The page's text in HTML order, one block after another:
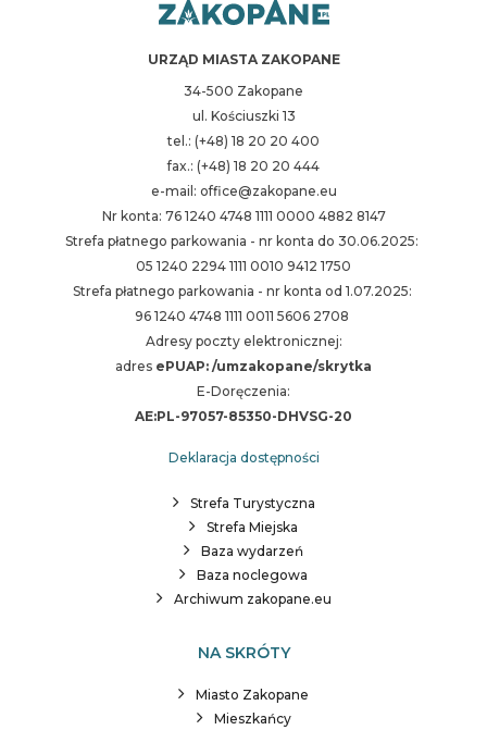
URZĄD MIASTA ZAKOPANE
34-500 Zakopane
ul. Kościuszki 13
tel.: (+48) 18 20 20 400
fax.: (+48) 18 20 20 444
e-mail: office@zakopane.eu
Nr konta: 76 1240 4748 1111 0000 4882 8147
Strefa płatnego parkowania - nr konta do 30.06.2025:
05 1240 2294 1111 0010 9412 1750
Strefa płatnego parkowania - nr konta od 1.07.2025:
96 1240 4748 1111 0011 5606 2708
Adresy poczty elektronicznej:
adres ePUAP: /umzakopane/skrytka
E-Doręczenia:
AE:PL-97057-85350-DHVSG-20
Deklaracja dostępności
Strefa Turystyczna
Strefa Miejska
Baza wydarzeń
Baza noclegowa
Archiwum zakopane.eu
NA SKRÓTY
Miasto Zakopane
Mieszkańcy